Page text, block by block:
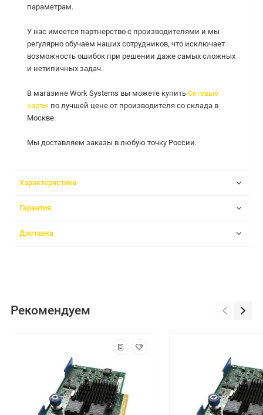
параметрам.
У нас имеется партнерство с производителями и мы
регулярно обучаем наших сотрудников, что исключает
возможность ошибок при решении даже самых сложных
и нетипичных задач.
В магазине Work Systems вы можете купить Сетевые
карты по лучшей цене от производителя со склада в
Москве.
Мы доставляем заказы в любую точку России.
Характеристики
Гарантия
Доставка
Рекомендуем